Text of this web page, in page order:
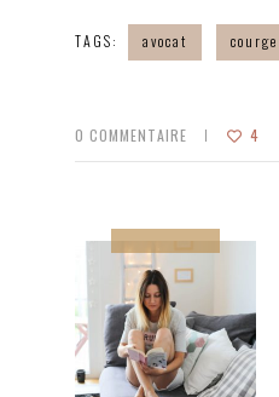
TAGS: avocat courge
0 COMMENTAIRE 4